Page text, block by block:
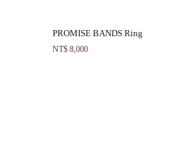
PROMISE BANDS Ring
NT$ 8,000